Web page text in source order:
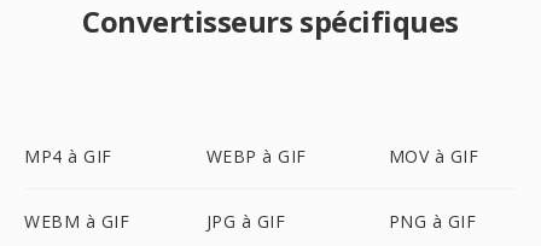
Convertisseurs spécifiques
MP4 à GIF WEBP à GIF MOV à GIF
WEBM à GIF JPG à GIF PNG à GIF